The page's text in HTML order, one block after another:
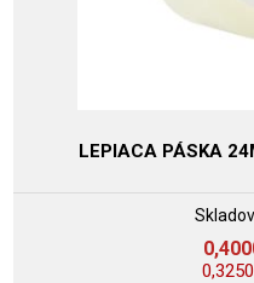
LEPIACA PÁSKA
0,3250